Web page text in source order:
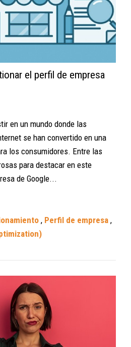
el perfil de empresa
en un mundo donde las
se han convertido en una
los consumidores. Entre las
para destacar en este
de Google...
, Perfil de empresa ,